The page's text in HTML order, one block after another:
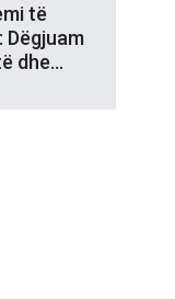
të
Dëgjuam
dhe…